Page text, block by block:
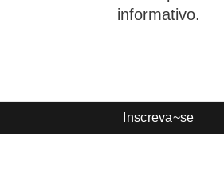
informativo.
Inscreva~se